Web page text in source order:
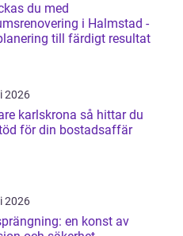
du med
i Halmstad -
till färdigt resultat
2026
så hittar du
för din bostadsaffär
2026
en konst av